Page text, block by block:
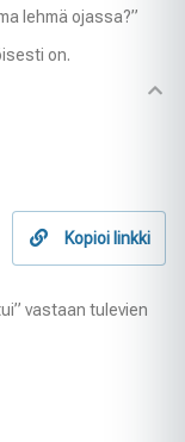
lehmä ojassa?”
on.
Kopioi linkki
vastaan tulevien